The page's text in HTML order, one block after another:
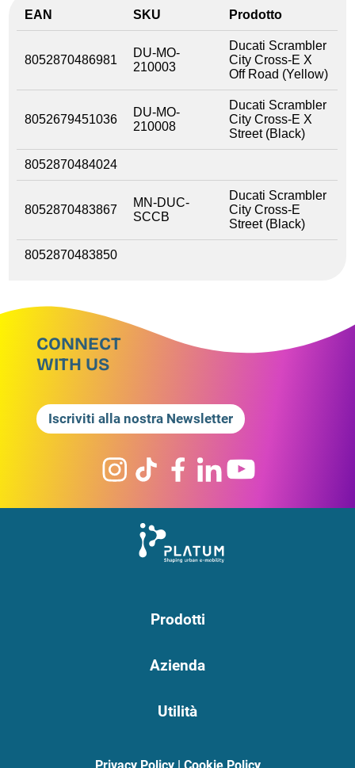
EAN SKU Prodotto
8052870486981
DU-MO-
210003
Ducati Scrambler
City Cross-E X
Off Road (Yellow)
8052679451036
DU-MO-
210008
Ducati Scrambler
City Cross-E X
Street (Black)
8052870484024
8052870483867
MN-DUC-
SCCB
Ducati Scrambler
City Cross-E
Street (Black)
8052870483850
CONNECT
WITH US
Iscriviti alla nostra Newsletter
Prodotti
Azienda
Utilità